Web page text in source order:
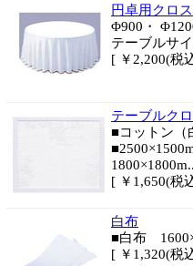
円卓用クロ
Φ900・
テーブルサ
[ ￥2,200(税
テーブルクロ
■コットン（
[ ￥1,650(税
白布
■白布
[ ￥1,320(税